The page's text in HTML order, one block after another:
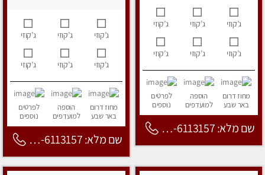
ג’קוזי ג’קוזי ג’קוזי
ג’קוזי ג’קוזי ג’קוזי
מחוז דרום
באר שבע
הוספה
למועדפים
לפרטים
נוספים
שם מלא: 053-6113157
ג’קוזי ג’קוזי ג’קוזי
ג’קוזי ג’קוזי ג’קוזי
מחוז דרום
באר שבע
הוספה
למועדפים
לפרטים
נוספים
שם מלא: 053-6113157